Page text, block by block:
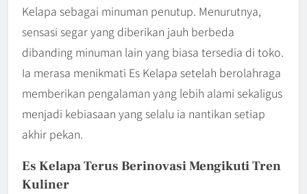
Kelapa sebagai minuman penutup. Menurutnya,
sensasi segar yang diberikan jauh berbeda
dibanding minuman lain yang biasa tersedia di toko.
Ia merasa menikmati Es Kelapa setelah berolahraga
memberikan pengalaman yang lebih alami sekaligus
menjadi kebiasaan yang selalu ia nantikan setiap
akhir pekan.
Es Kelapa Terus Berinovasi Mengikuti Tren
Kuliner